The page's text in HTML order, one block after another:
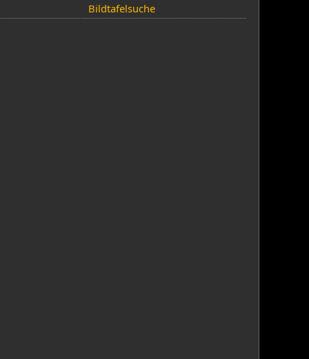
Bildtafelsuche